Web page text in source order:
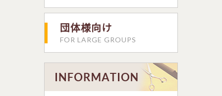
団体様向け
FOR LARGE GROUPS